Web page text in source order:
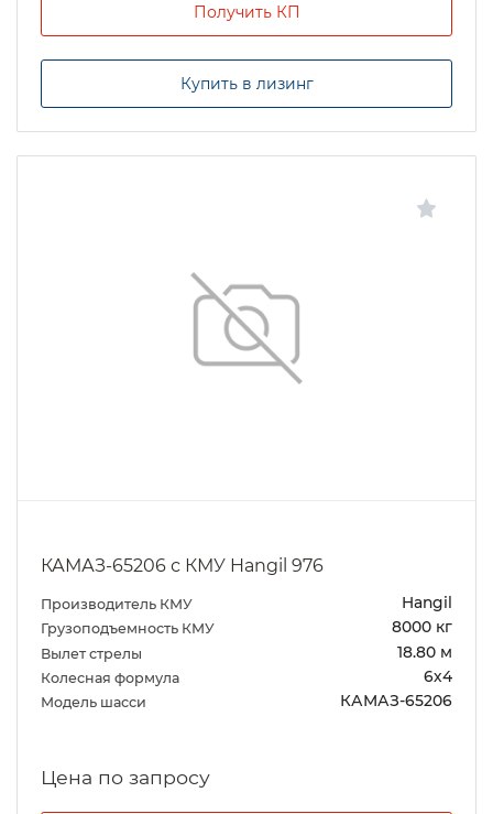
Получить КП
Купить в лизинг
КАМАЗ-65206 с КМУ Hangil 976
Производитель КМУ Hangil
Грузоподъемность КМУ 8000 кг
Вылет стрелы 18.80 м
Колесная формула 6х4
Модель шасси КАМАЗ-65206
Цена по запросу